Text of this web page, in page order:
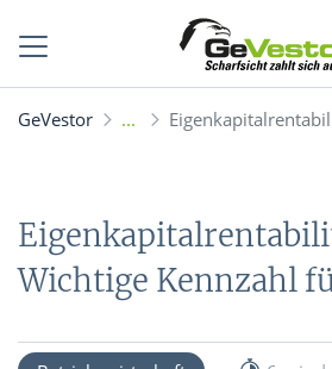
GeVestor
Wichtige Kennzahl